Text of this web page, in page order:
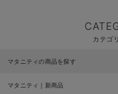
カテゴ
マタニティの商品を探す
マタニティ｜新商品